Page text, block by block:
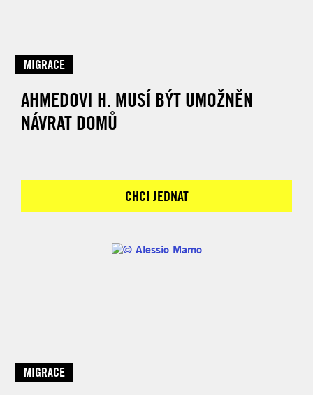
MIGRACE
AHMEDOVI H. MUSÍ BÝT UMOŽNĚN
NÁVRAT DOMŮ
CHCI JEDNAT
MIGRACE